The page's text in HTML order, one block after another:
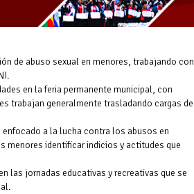
de abuso sexual en menores, trabajando con
en la feria permanente municipal, con
trabajan generalmente trasladando cargas de
a la lucha contra los abusos en
menores identificar indicios y actitudes que
las jornadas educativas y recreativas que se